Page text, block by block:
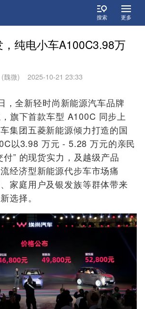
搜索 更多
纯电小车A100C3.98万
(魏微) 2025-10-21 23:33
，全新轻时尚新能源汽车品牌
旗下首款车型 A100C 同步上
集团五菱新能源倾力打造的国
以3.98 万元 - 5.28 万元的亲民
付” 的现货实力，及越级产品
经济型新能源代步车市场痛
家庭用户及银发族等群体带来
选择。